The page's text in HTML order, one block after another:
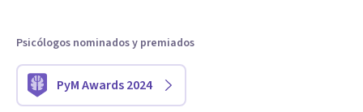
Psicólogos nominados y premiados
PyM Awards 2024